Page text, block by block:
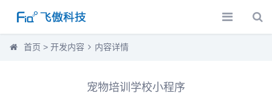
首页 > 开发内容 内容详情
宠物培训学校小程序